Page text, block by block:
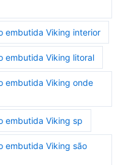
embutida Viking interior
embutida Viking litoral
embutida Viking onde
embutida Viking sp
embutida Viking são